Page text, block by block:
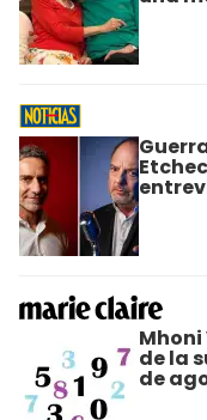
de la
de